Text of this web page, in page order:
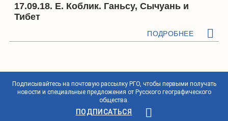
17.09.18. Е. Коблик. Ганьсу, Сычуань и
Тибет
ПОДРОБНЕЕ
Подписывайтесь на почтовую рассылку РГО, чтобы первыми получать
новости и специальные предложения от Русского географического
общества.
ПОДПИСАТЬСЯ